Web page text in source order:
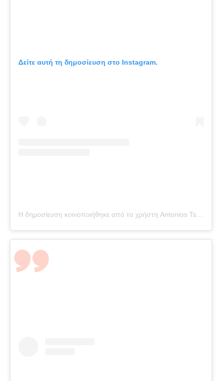
Δείτε αυτή τη δημοσίευση στο Instagram.
Η δημοσίευση κοινοποιήθηκε από το χρήστη Antonios Tsapatakis (@tsapatakis_a)